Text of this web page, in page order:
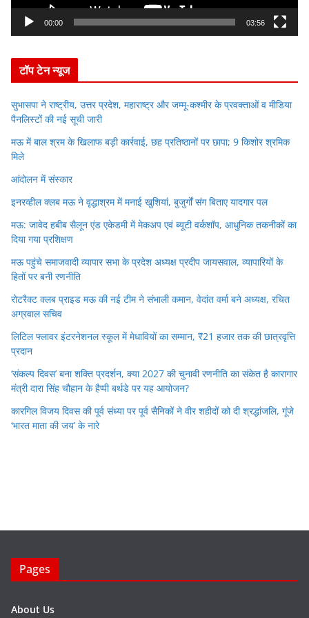
e
00:00 03:56
टॉप टेन न्यूज
सुभासपा ने राष्ट्रीय, उत्तर प्रदेश, महाराष्ट्र और जम्मू-कश्मीर के प्रवक्ताओं व मीडिया
पैनलिस्टों की नई सूची जारी
मऊ में बाल श्रम के खिलाफ बड़ी कार्रवाई, छह प्रतिष्ठानों पर छापा; 9 किशोर श्रमिक
मिले
आंदोलन में संस्कार
इनरव्हील क्लब मऊ ने वृद्धाश्रम में मनाई खुशियां, बुजुर्गों संग बिताए यादगार पल
मऊ: जावेद हबीब सैलून एंड एकेडमी में मेकअप एवं ब्यूटी वर्कशॉप, आधुनिक तकनीकों का
दिया गया प्रशिक्षण
मऊ पहुंचे समाजवादी व्यापार सभा के प्रदेश अध्यक्ष प्रदीप जायसवाल, व्यापारियों के
हितों पर बनी रणनीति
रोटरैक्ट क्लब प्राइड मऊ की नई टीम ने संभाली कमान, वेदांत वर्मा बने अध्यक्ष, रचित
अग्रवाल सचिव
लिटिल फ्लावर इंटरनेशनल स्कूल में मेधावियों का सम्मान, ₹21 हजार तक की छात्रवृत्ति
प्रदान
‘संकल्प दिवस’ बना शक्ति प्रदर्शन, क्या 2027 की चुनावी रणनीति का संकेत है कारागार
मंत्री दारा सिंह चौहान के हैप्पी बर्थडे पर यह आयोजन?
कारगिल विजय दिवस की पूर्व संध्या पर पूर्व सैनिकों ने वीर शहीदों को दी श्रद्धांजलि, गूंजे
‘भारत माता की जय’ के नारे
Pages
About Us